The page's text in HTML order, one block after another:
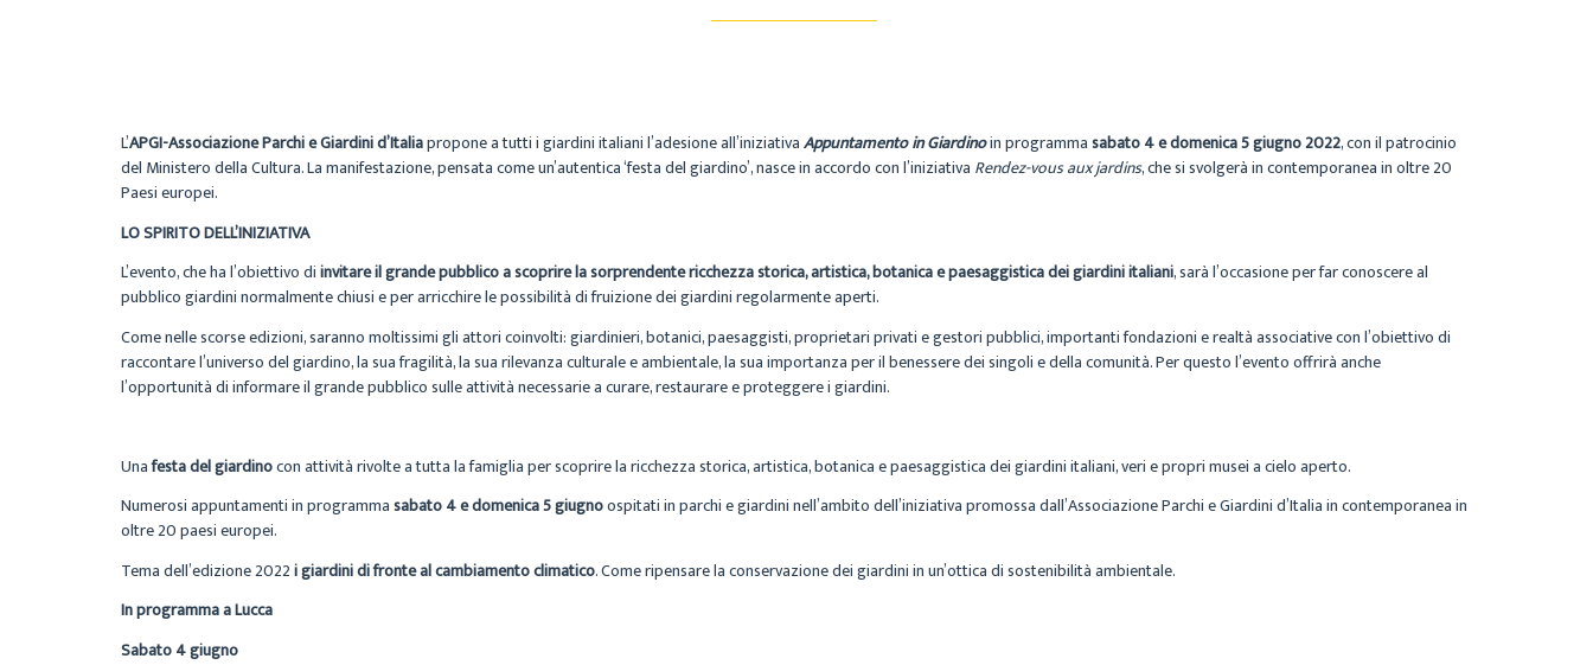
L’APGI-Associazione Parchi e Giardini d’Italiapropone a tutti i giardini italiani l’adesione all’iniziativaAppuntamento in Giardinoin programmasabato 4 e domenica 5 giugno 2022, con il patrocinio
del Ministero della Cultura. La manifestazione, pensata come un’autentica ‘festa del giardino’, nasce in accordo con l’iniziativa Rendez-vous aux jardins, che si svolgerà in contemporanea in oltre 20
Paesi europei.
LO SPIRITO DELL’INIZIATIVA
L’evento, che ha l’obiettivo diinvitare il grande pubblico a scoprire la sorprendente ricchezza storica, artistica, botanica e paesaggistica dei giardini italiani, sarà l’occasione per far conoscere al
pubblico giardini normalmente chiusi e per arricchire le possibilità di fruizione dei giardini regolarmente aperti.
Come nelle scorse edizioni, saranno moltissimi gli attori coinvolti: giardinieri, botanici, paesaggisti, proprietari privati e gestori pubblici, importanti fondazioni e realtà associative con l’obiettivo di
raccontare l’universo del giardino, la sua fragilità, la sua rilevanza culturale e ambientale, la sua importanza per il benessere dei singoli e della comunità. Per questo l’evento offrirà anche
l’opportunità di informare il grande pubblico sulle attività necessarie a curare, restaurare e proteggere i giardini.
Unafesta del giardinocon attività rivolte a tutta la famiglia per scoprire la ricchezza storica, artistica, botanica e paesaggistica dei giardini italiani, veri e propri musei a cielo aperto.
Numerosi appuntamenti in programmasabato 4 e domenica 5 giugnoospitati in parchi e giardini nell’ambito dell’iniziativa promossa dall’Associazione Parchi e Giardini d’Italia in contemporanea in
oltre 20 paesi europei.
Tema dell’edizione 2022i giardini di fronte al cambiamento climatico. Come ripensare la conservazione dei giardini in un’ottica di sostenibilità ambientale.
In programma a Lucca
Sabato 4 giugno